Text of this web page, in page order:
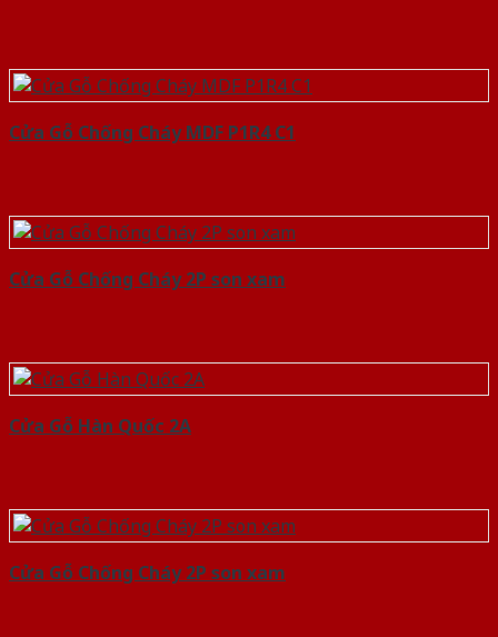
Cửa Gỗ Chống Cháy MDF P1R4 C1
Cửa Gỗ Chống Cháy 2P son xam
Cửa Gỗ Hàn Quốc 2A
Cửa Gỗ Chống Cháy 2P son xam